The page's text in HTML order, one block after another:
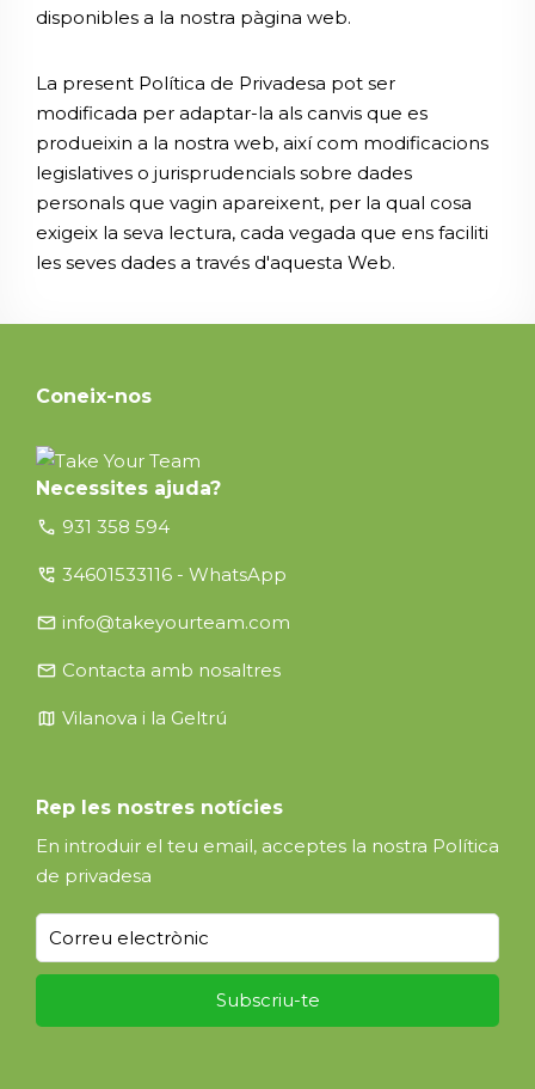
disponibles a la nostra pàgina web.
La present Política de Privadesa pot ser
modificada per adaptar-la als canvis que es
produeixin a la nostra web, així com modificacions
legislatives o jurisprudencials sobre dades
personals que vagin apareixent, per la qual cosa
exigeix la seva lectura, cada vegada que ens faciliti
les seves dades a través d'aquesta Web.
Coneix-nos
Necessites ajuda?
call 931 358 594
perm_phone_msg 34601533116 - WhatsApp
email info@takeyourteam.com
email Contacta amb nosaltres
map Vilanova i la Geltrú
Rep les nostres notícies
En introduir el teu email, acceptes la nostra Política
de privadesa